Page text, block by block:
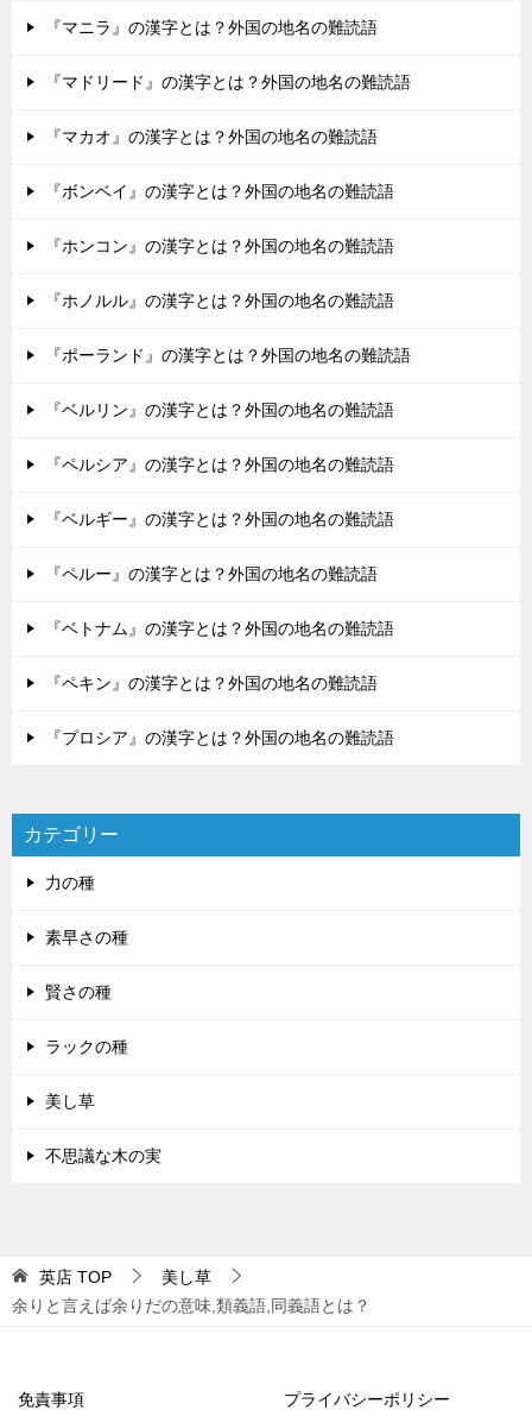
『マニラ』の漢字とは？外国の地名の難読語
『マドリード』の漢字とは？外国の地名の難読語
『マカオ』の漢字とは？外国の地名の難読語
『ボンベイ』の漢字とは？外国の地名の難読語
『ホンコン』の漢字とは？外国の地名の難読語
『ホノルル』の漢字とは？外国の地名の難読語
『ポーランド』の漢字とは？外国の地名の難読語
『ベルリン』の漢字とは？外国の地名の難読語
『ペルシア』の漢字とは？外国の地名の難読語
『ベルギー』の漢字とは？外国の地名の難読語
『ペルー』の漢字とは？外国の地名の難読語
『ベトナム』の漢字とは？外国の地名の難読語
『ペキン』の漢字とは？外国の地名の難読語
『プロシア』の漢字とは？外国の地名の難読語
カテゴリー
力の種
素早さの種
賢さの種
ラックの種
美し草
不思議な木の実
英店 TOP
美し草
余りと言えば余りだの意味,類義語,同義語とは？
免責事項 プライバシーポリシー